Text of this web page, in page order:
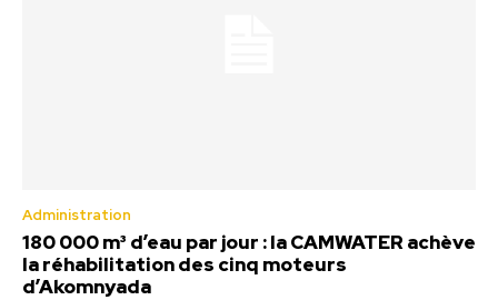
Administration
180 000 m³ d’eau par jour : la CAMWATER achève
la réhabilitation des cinq moteurs
d’Akomnyada